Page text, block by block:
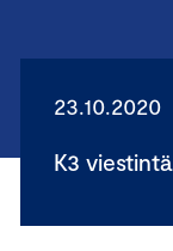
23.10.2020
K3 viestintä